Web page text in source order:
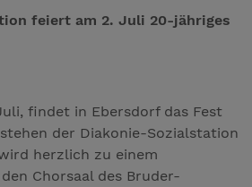
feiert am 2. Juli 20-jähriges
findet in Ebersdorf das Fest
der Diakonie-Sozialstation
herzlich zu einem
Chorsaal des Bruder-